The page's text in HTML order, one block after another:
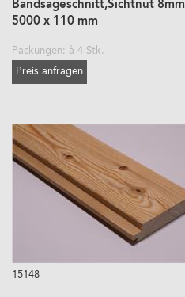
Bandsägeschnitt,Sichtnut 8mm
5000 x 110 mm
Packungen: à 4 Stk.
Preis anfragen
15148